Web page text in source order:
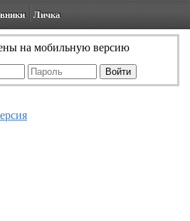
Личка
на мобильную версию